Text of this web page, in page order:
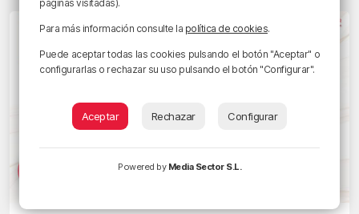
páginas visitadas).
Para más información consulte la política de cookies.
Puede aceptar todas las cookies pulsando el botón "Aceptar" o
configurarlas o rechazar su uso pulsando el botón "Configurar".
Aceptar Rechazar Configurar
Powered by Media Sector S.L.